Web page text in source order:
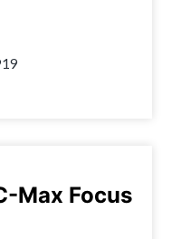
Max Focus